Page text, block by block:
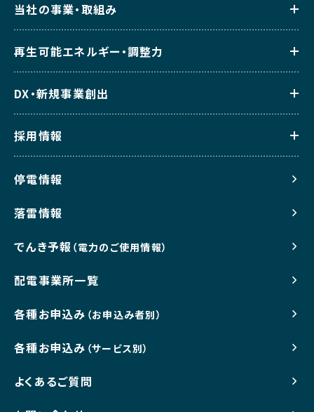
当社の事業・取組み
再生可能エネルギー・調整力
DX・新規事業創出
採用情報
停電情報
落雷情報
でんき予報 （電力のご使用情報）
配電事業所一覧
各種お申込み （お申込み者別）
各種お申込み （サービス別）
よくあるご質問